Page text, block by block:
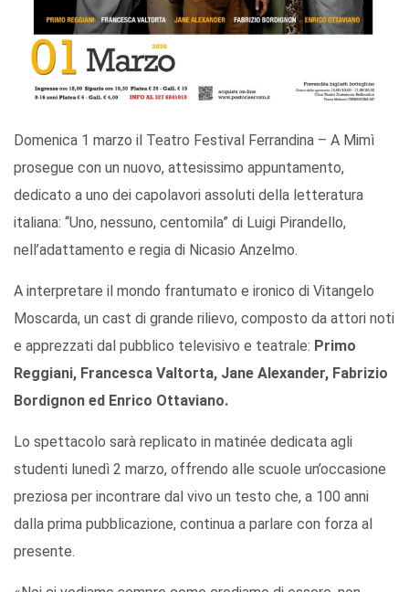
Domenica 1 marzo il Teatro Festival Ferrandina – A Mimì
prosegue con un nuovo, attesissimo appuntamento,
dedicato a uno dei capolavori assoluti della letteratura
italiana: “Uno, nessuno, centomila” di Luigi Pirandello,
nell’adattamento e regia di Nicasio Anzelmo.
A interpretare il mondo frantumato e ironico di Vitangelo
Moscarda, un cast di grande rilievo, composto da attori noti
e apprezzati dal pubblico televisivo e teatrale: Primo
Reggiani, Francesca Valtorta, Jane Alexander, Fabrizio
Bordignon ed Enrico Ottaviano.
Lo spettacolo sarà replicato in matinée dedicata agli
studenti lunedì 2 marzo, offrendo alle scuole un’occasione
preziosa per incontrare dal vivo un testo che, a 100 anni
dalla prima pubblicazione, continua a parlare con forza al
presente.